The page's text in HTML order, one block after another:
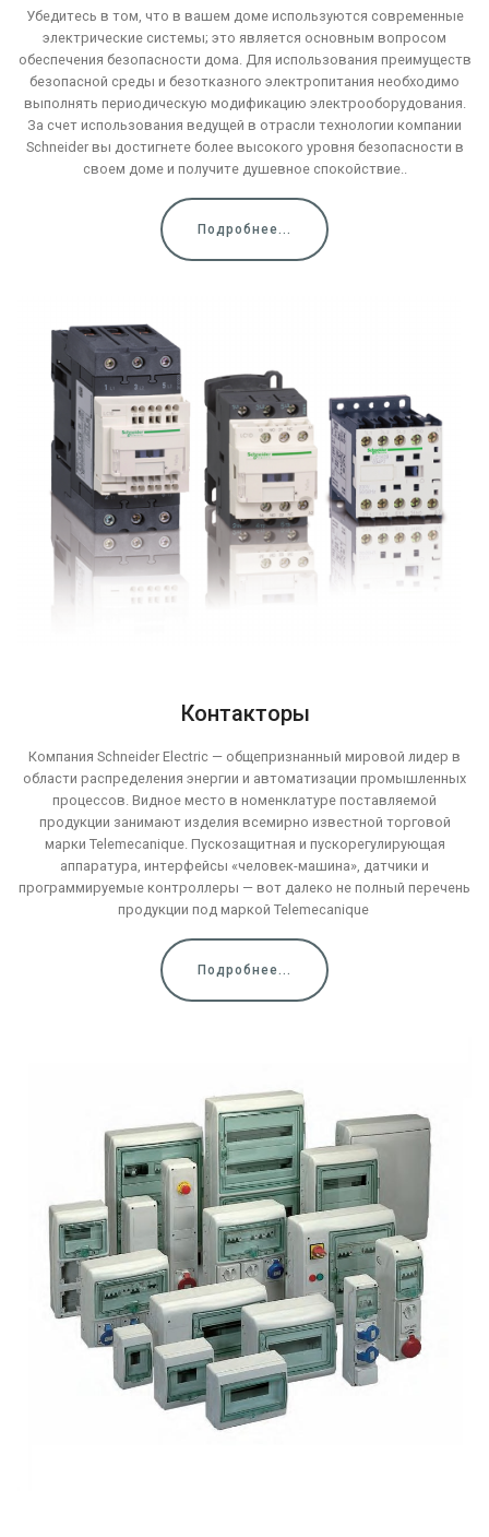
Убедитесь в том, что в вашем доме используются современные
электрические системы; это является основным вопросом
обеспечения безопасности дома. Для использования преимуществ
безопасной среды и безотказного электропитания необходимо
выполнять периодическую модификацию электрооборудования.
За счет использования ведущей в отрасли технологии компании
Schneider вы достигнете более высокого уровня безопасности в
своем доме и получите душевное спокойствие..
Подробнее...
Контакторы
Компания Schneider Electric — общепризнанный мировой лидер в
области распределения энергии и автоматизации промышленных
процессов. Видное место в номенклатуре поставляемой
продукции занимают изделия всемирно известной торговой
марки Telemecanique. Пускозащитная и пускорегулирующая
аппаратура, интерфейсы «человек-машина», датчики и
программируемые контроллеры — вот далеко не полный перечень
продукции под маркой Telemecanique
Подробнее...